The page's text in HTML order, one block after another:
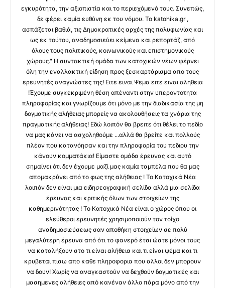
εγκυρότητα, την αξιοπιστία και το περιεχόμενό τους. Συνεπώς,
δε φέρει καμία ευθύνη εκ του νόμου. Το katohika.gr ,
ασπάζεται βαθιά, τις Δημοκρατικές αρχές της πολυφωνίας και
ως εκ τούτου, αναδημοσιεύει κείμενα και ρεπορτάζ, από
όλους τους πολιτικούς, κοινωνικούς και επιστημονικούς
χώρους." Η συντακτική ομάδα των κατοχικών νέων φέρνει
όλη την εναλλακτική είδηση προς ξεσκαρτάρισμα απο τους
ερευνητές αναγνώστες της! Ειτε ειναι Ψεμα ειτε ειναι αληθεια
!Έχουμε συγκεκριμένη θέση απέναντι στην υπεροντοτητα
πληροφορίας και γνωρίζουμε ότι μόνο με την διαδικασία της μη
δογματικής αλήθειας μπορείς να ακολουθήσεις τα χνάρια της
πραγματικής αλήθειας! Εδώ λοιπόν θα βρειτε ότι θέλει το πεδίο
να μας κάνει να ασχοληθούμε ...αλλά θα βρείτε και πολλούς
πλέον που κατανόησαν και την πληροφορία του πεδιου την
κάνουν κομματάκια! Είμαστε ομάδα έρευνας και αυτό
σημαίνει ότι δεν έχουμε μαζί μας καμία ταμπέλα που θα μας
απομακρύνει από το φως της αλήθειας ! Το Κατοχικά Νέα
λοιπόν δεν είναι μια ειδησεογραφική σελίδα αλλά μια σελίδα
έρευνας και κριτικής όλων των στοιχείων της
καθημερινότητας ! Το Κατοχικά Νέα είναι ο χώρος όπου οι
ελεύθεροι ερευνητές χρησιμοποιούν τον τοίχο
αναδημοσιεύσεως σαν αποθήκη στοιχείων σε πολύ
μεγαλύτερη έρευνα από ότι το φανερό έτσι ώστε μόνοι τους
να καταλήξουν στο τι είναι αλήθεια και τι είναι ψέμα και τι
κρυβεται πισω απο καθε πληροφορια που αλλοι δεν μπορουν
να δουν! Χωρίς να αναγκαστούν να δεχθούν δογματικές και
μασημενες αλήθειες από κανέναν άλλο πάρα μόνο από την